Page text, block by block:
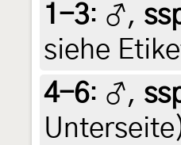
1-3: ♂,
siehe
4-6: ♂,